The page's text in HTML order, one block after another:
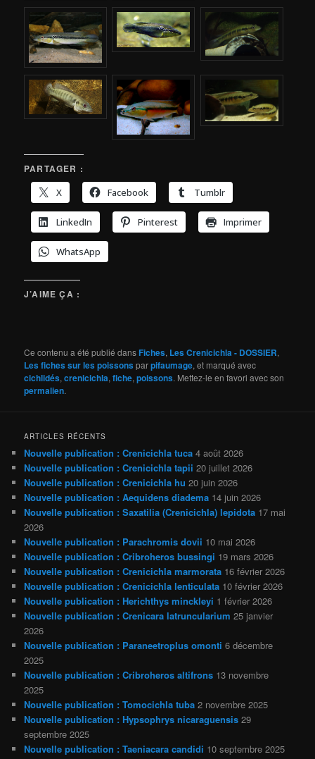
PARTAGER :
X
Facebook Tumblr
LinkedIn Pinterest Imprimer
WhatsApp
J’AIME ÇA :
Ce contenu a été publié dansFiches, Les Crenicichla - DOSSIER,
Les fiches sur les poissonsparpifaumage, et marqué avec
cichlidés,crenicichla,fiche,poissons. Mettez-le en favori avec son
permalien.
ARTICLES RÉCENTS
Nouvelle publication : Crenicichla tuca 4 août 2026
Nouvelle publication : Crenicichla tapii 20 juillet 2026
Nouvelle publication : Crenicichla hu 20 juin 2026
Nouvelle publication : Aequidens diadema 14 juin 2026
Nouvelle publication : Saxatilia (Crenicichla) lepidota 17 mai
2026
Nouvelle publication : Parachromis dovii 10 mai 2026
Nouvelle publication : Cribroheros bussingi 19 mars 2026
Nouvelle publication : Crenicichla marmorata 16 février 2026
Nouvelle publication : Crenicichla lenticulata 10 février 2026
Nouvelle publication : Herichthys minckleyi 1 février 2026
Nouvelle publication : Crenicara latruncularium 25 janvier
2026
Nouvelle publication : Paraneetroplus omonti 6 décembre
2025
Nouvelle publication : Cribroheros altifrons 13 novembre
2025
Nouvelle publication : Tomocichla tuba 2 novembre 2025
Nouvelle publication : Hypsophrys nicaraguensis 29
septembre 2025
Nouvelle publication : Taeniacara candidi 10 septembre 2025